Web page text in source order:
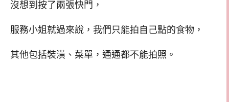
沒想到按了兩張快門，
服務小姐就過來說，我們只能拍自己點的食物，
其他包括裝潢、菜單，通通都不能拍照。